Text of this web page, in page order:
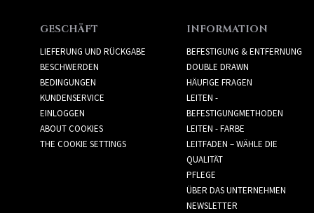
GESCHÄFT
LIEFERUNG UND RÜCKGABE
BESCHWERDEN
BEDINGUNGEN
KUNDENSERVICE
EINLOGGEN
ABOUT COOKIES
THE COOKIE SETTINGS
INFORMATION
BEFESTIGUNG & ENTFERNUNG
DOUBLE DRAWN
HÄUFIGE FRAGEN
LEITEN -
BEFESTIGUNGMETHODEN
LEITEN - FARBE
LEITFADEN – WÄHLE DIE
QUALITÄT
PFLEGE
ÜBER DAS UNTERNEHMEN
NEWSLETTER